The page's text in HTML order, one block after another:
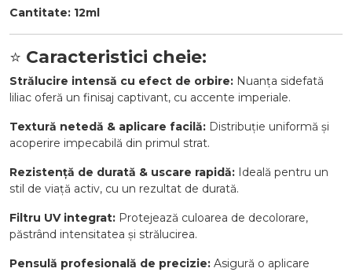
Cantitate: 12ml
⭐ Caracteristici cheie:
Strălucire intensă cu efect de orbire: Nuanța sidefată
liliac oferă un finisaj captivant, cu accente imperiale.
Textură netedă & aplicare facilă: Distribuție uniformă și
acoperire impecabilă din primul strat.
Rezistență de durată & uscare rapidă: Ideală pentru un
stil de viață activ, cu un rezultat de durată.
Filtru UV integrat: Protejează culoarea de decolorare,
păstrând intensitatea și strălucirea.
Pensulă profesională de precizie: Asigură o aplicare